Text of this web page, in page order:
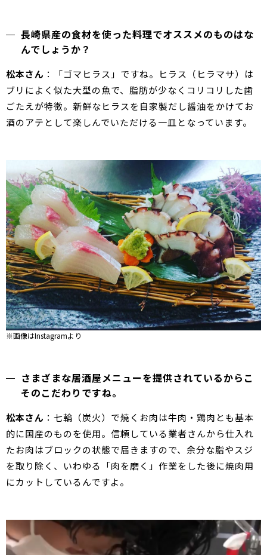
長崎県産の食材を使った料理でオススメのものはな
んでしょうか？
松本さん ：「ゴマヒラス」ですね。ヒラス（ヒラマサ）は
ブリによく似た大型の魚で、脂肪が少なくコリコリした歯
ごたえが特徴。新鮮なヒラスを自家製だし醤油をかけてお
酒のアテとして楽しんでいただける一皿となっています。
※画像はInstagramより
さまざまな居酒屋メニューを提供されているからこ
そのこだわりですね。
松本さん ：七輪（炭火）で焼くお肉は牛肉・鶏肉とも基本
的に国産のものを使用。信頼している業者さんから仕入れ
たお肉はブロックの状態で届きますので、余分な脂やスジ
を取り除く、いわゆる「肉を磨く」作業をした後に焼肉用
にカットしているんですよ。